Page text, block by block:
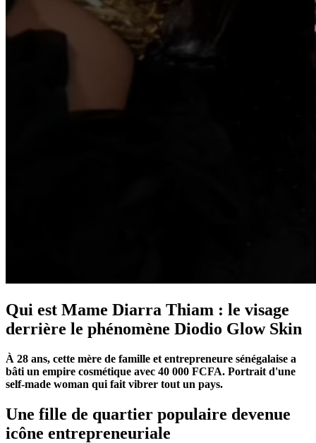
Qui est Mame Diarra Thiam : le visage
derrière le phénomène Diodio Glow Skin
À 28 ans, cette mère de famille et entrepreneure sénégalaise a
bâti un empire cosmétique avec 40 000 FCFA. Portrait d'une
self-made woman qui fait vibrer tout un pays.
Une fille de quartier populaire devenue
icône entrepreneuriale